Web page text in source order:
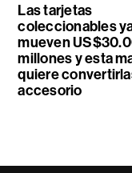
Las tarjetas
coleccionables
mueven
millones y esta
quiere
accesorio